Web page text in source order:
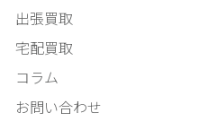
出張買取
宅配買取
コラム
お問い合わせ